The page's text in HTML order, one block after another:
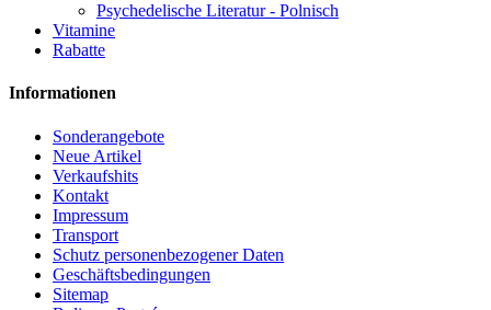
Psychedelische Literatur - Polnisch
Vitamine
Rabatte
Informationen
Sonderangebote
Neue Artikel
Verkaufshits
Kontakt
Impressum
Transport
Schutz personenbezogener Daten
Geschäftsbedingungen
Sitemap